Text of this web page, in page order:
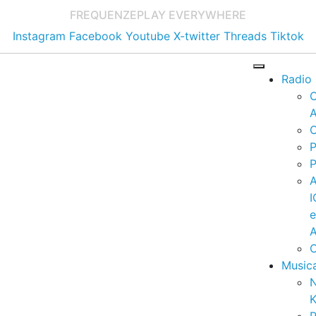
FREQUENZEPLAY EVERYWHERE
Instagram Facebook Youtube X-twitter Threads Tiktok
Radio
e